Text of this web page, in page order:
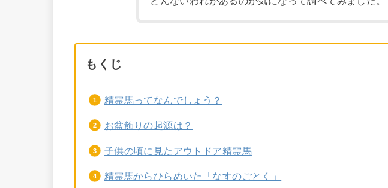
もくじ
精霊馬ってなんでしょう？
お盆飾りの起源は？
子供の頃に見たアウトドア精霊馬
精霊馬からひらめいた「なすのごとく」